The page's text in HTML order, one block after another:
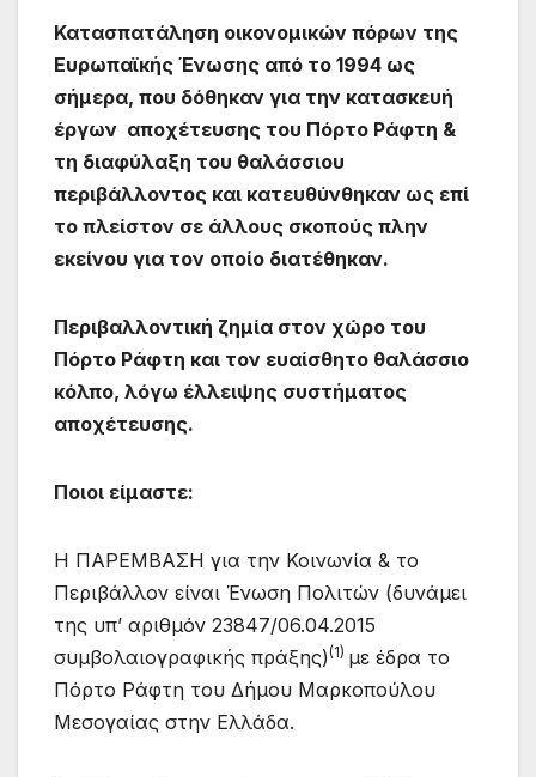
Κατασπατάληση οικονομικών πόρων της
Ευρωπαϊκής Ένωσης από το 1994 ως
σήμερα, που δόθηκαν για την κατασκευή
έργων αποχέτευσης του Πόρτο Ράφτη &
τη διαφύλαξη του θαλάσσιου
περιβάλλοντος και κατευθύνθηκαν ως επί
το πλείστον σε άλλους σκοπούς πλην
εκείνου για τον οποίο διατέθηκαν.
Περιβαλλοντική ζημία στον χώρο του
Πόρτο Ράφτη και τον ευαίσθητο θαλάσσιο
κόλπο, λόγω έλλειψης συστήματος
αποχέτευσης.
Ποιοι είμαστε:
Η ΠΑΡΕΜΒΑΣΗ για την Κοινωνία & το
Περιβάλλον είναι Ένωση Πολιτών (δυνάμει
της υπ’ αριθμόν 23847/06.04.2015
συμβολαιογραφικής πράξης)(1) με έδρα το
Πόρτο Ράφτη του Δήμου Μαρκοπούλου
Μεσογαίας στην Ελλάδα.